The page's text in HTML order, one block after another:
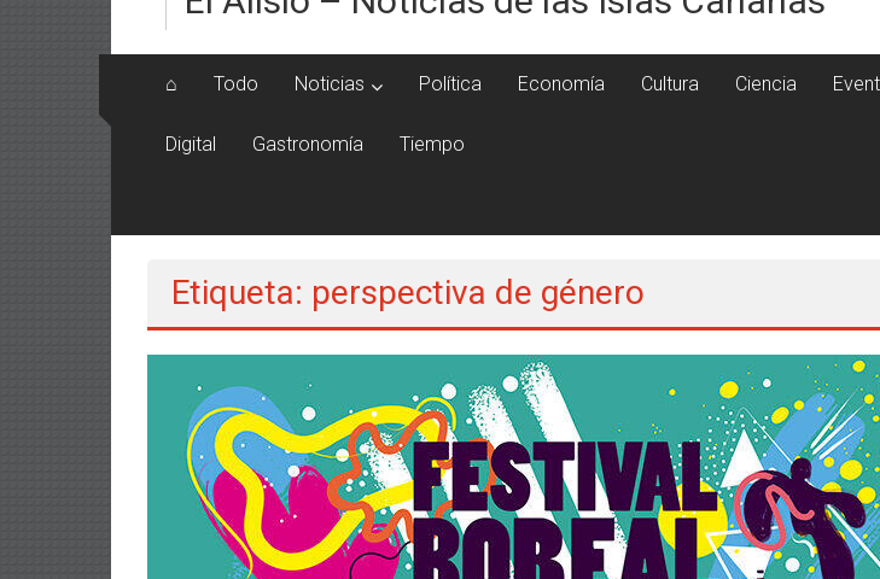
⌂ Todo Noticias Política Economía Cultura Ciencia
Digital Gastronomía Tiempo
Etiqueta: perspectiva de género